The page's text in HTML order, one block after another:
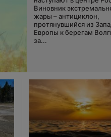
Виновник
жары – антициклон,
протянувшийся из
Европы к берегам
за...